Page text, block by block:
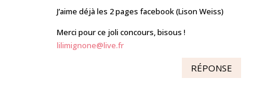
J’aime déjà les 2 pages facebook (Lison Weiss)
Merci pour ce joli concours, bisous !
lilimignone@live.fr
RÉPONSE